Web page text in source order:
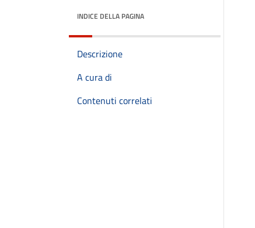
INDICE DELLA PAGINA
Descrizione
A cura di
Contenuti correlati